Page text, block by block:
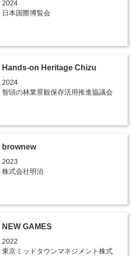
2024
日本国際博覧会
Hands-on Heritage Chizu
2024
智頭の林業景観保存活用推進協議会
brownew
2023
株式会社明治
NEW GAMES
2022
東京ミッドタウンマネジメント株式